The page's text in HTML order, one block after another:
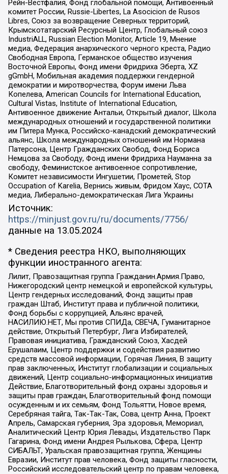
Рейн-Вестфалия, Фонд глобальной помощи, Антивоенный
комитет России, Russie-Libertes, La Asocicion de Rusos
Libres, Союз за возвращение Северных территорий,
Крымскотатарский Ресурсный Центр, Глобальный союз
IndustriALL, Russian Election Monitor, Article 19, Мнение
медиа, Федерация анархического черного креста, Радио
Свободная Европа, Германское общество изучения
Восточной Европы, Фонд имени Фридриха Эберта, XZ
gGmbH, Мобильная академия поддержки гендерной
демократии и миротворчества, Форум имени Льва
Копелева, American Councils for International Education,
Cultural Vistas, Institute of International Education,
Антивоенное движение Антальи, Открытый диалог, Школа
международных отношений и государственной политики
им Питера Мунка, Российско-канадский демократический
альянс, Школа международных отношений им Нормана
Патерсона, Центр Гражданских Свобод, Фонд Бориса
Немцова за Свободу, Фонд имени Фридриха Науманна за
свободу, Феминистское антивоенное сопротивление,
Комитет независимости Ингушетии, Прометей, Stop
Occupation of Karelia, Вернись живым, Фридом Хаус, СОТА
медиа, Либерально-демократическая Лига Украины
Источник:
https://minjust.gov.ru/ru/documents/7756/
данные на 13.05.2024
* Сведения реестра НКО, выполняющих
функции иностранного агента:
Лилит, Правозащитная группа Гражданин.Армия.Право,
Нижегородский центр немецкой и европейской культуры,
Центр гендерных исследований, Фонд защиты прав
граждан Штаб, Институт права и публичной политики,
Фонд борьбы с коррупцией, Альянс врачей,
НАСИЛИЮ.НЕТ, Мы против СПИДа, СВЕЧА, Гуманитарное
действие, Открытый Петербург, Лига Избирателей,
Правовая инициатива, Гражданский Союз, Хасдей
Ерушалаим, Центр поддержки и содействия развитию
средств массовой информации, Горячая Линия, В защиту
прав заключенных, Институт глобализации и социальных
движений, Центр социально-информационных инициатив
Действие, Благотворительный фонд охраны здоровья и
защиты прав граждан, Благотворительный фонд помощи
осужденным и их семьям, Фонд Тольятти, Новое время,
Серебряная тайга, Так-Так-Так, Сова, центр Анна, Проект
Апрель, Самарская губерния, Эра здоровья, Мемориал,
Аналитический Центр Юрия Левады, Издательство Парк
Гагарина, Фонд имени Андрея Рылькова, Сфера, Центр
СИБАЛЬТ, Уральская правозащитная группа, Женщины
Евразии, Институт прав человека, Фонд защиты гласности,
Российский исследовательский центр по правам человека,